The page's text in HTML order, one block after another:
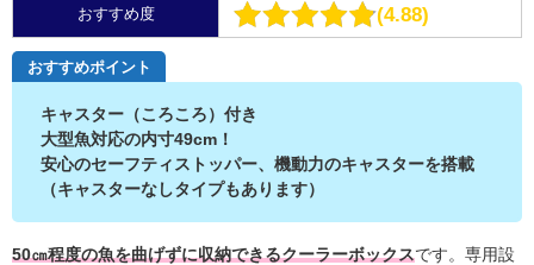
おすすめ度 4.88
おすすめポイント
キャスター（ころころ）付き
大型魚対応の内寸49cm！
安心のセーフティストッパー、機動力のキャスターを搭載
（キャスターなしタイプもあります）
50㎝程度の魚を曲げずに収納できるクーラーボックス です。専用設